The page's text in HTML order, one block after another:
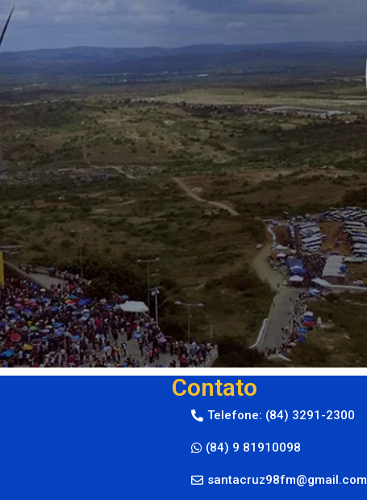
Contato
Telefone: (84) 3291-2300
(84) 9 81910098
santacruz98fm@gmail.com